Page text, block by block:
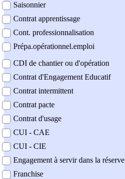
Saisonnier
Contrat apprentissage
Cont. professionnalisation
Prépa.opérationnel.emploi
CDI de chantier ou d'opération
Contrat d'Engagement Educatif
Contrat intermittent
Contrat pacte
Contrat d'usage
CUI - CAE
CUI - CIE
Engagement à servir dans la réserve
Franchise